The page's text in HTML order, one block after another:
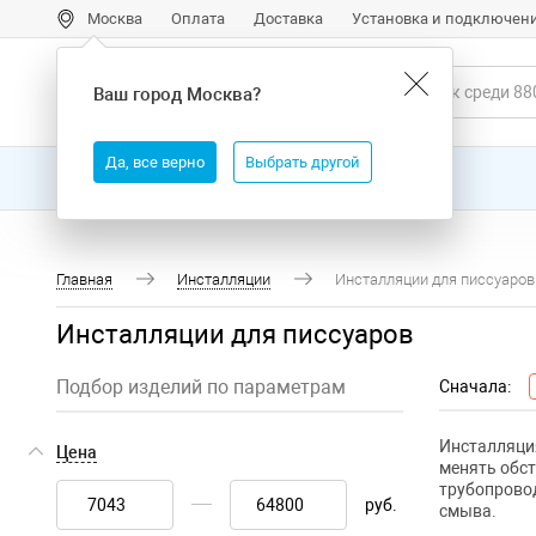
Ваш город Москва?
Да, все верно Выбрать другой
Москва Оплата Доставка Установка и
Все товары Бренды
Главная Инсталляции Инсталляции для писсуаров
Инсталляции для писсуаров
Подбор изделий по параметрам
Цена
руб.
Сначала:
менять
смыва.